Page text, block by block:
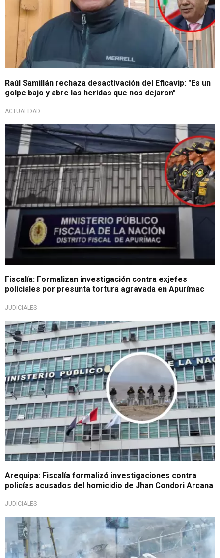
Raúl Samillán rechaza desactivación del Eficavip: "Es un
golpe bajo y abre las heridas que nos dejaron"
ACTUALIDAD
¡Lo último!
Fiscalía: Formalizan investigación contra exjefes
policiales por presunta tortura agravada en Apurímac
JUDICIALES
Avanzan la pesquizas
Arequipa: Fiscalía formalizó investigaciones contra
policías acusados del homicidio de Jhan Condori Arcana
JUDICIALES
¡Atención!